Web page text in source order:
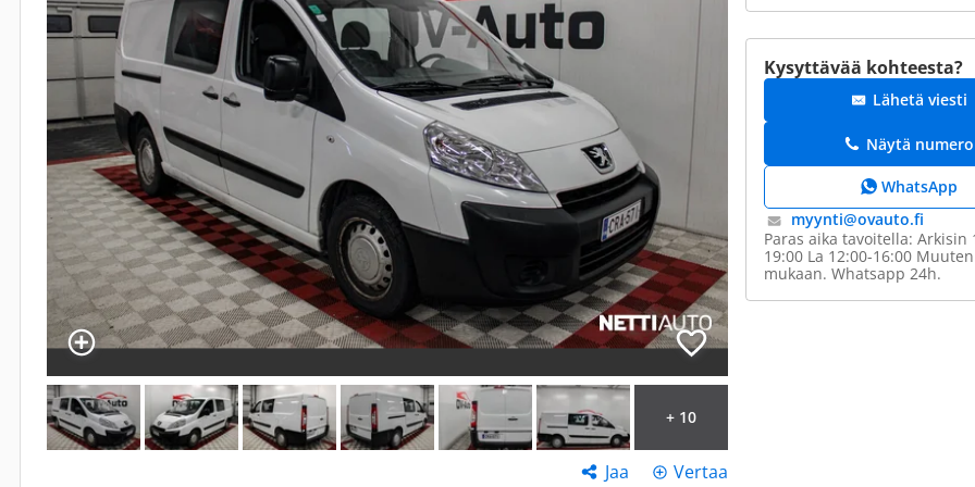
+ 10
Jaa Vertaa
Kysyttävää kohteesta?
Lähetä viesti
Näytä numero
WhatsApp
myynti@​ovauto.fi
Paras aika tavoitella: Arkisin
19:00 La 12:00-16:00
mukaan. Whatsapp 24h.